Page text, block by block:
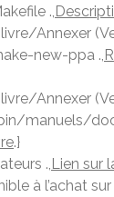
.,
Annexer
new-ppa .,
Annexer
manuels/
.}
., Lien sur
à l’achat